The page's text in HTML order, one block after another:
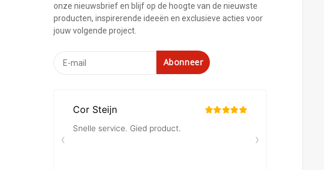
onze nieuwsbrief en blijf op de hoogte van de nieuwste
producten, inspirerende ideeën en exclusieve acties voor
jouw volgende project.
Abonneer